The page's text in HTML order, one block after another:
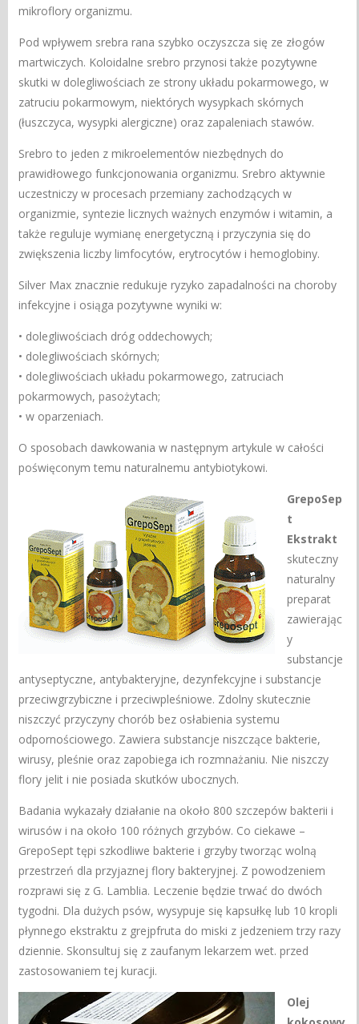
mikroflory organizmu.
Pod wpływem srebra rana szybko oczyszcza się ze złogów
martwiczych. Koloidalne srebro przynosi także pozytywne
skutki w dolegliwościach ze strony układu pokarmowego, w
zatruciu pokarmowym, niektórych wysypkach skórnych
(łuszczyca, wysypki alergiczne) oraz zapaleniach stawów.
Srebro to jeden z mikroelementów niezbędnych do
prawidłowego funkcjonowania organizmu. Srebro aktywnie
uczestniczy w procesach przemiany zachodzących w
organizmie, syntezie licznych ważnych enzymów i witamin, a
także reguluje wymianę energetyczną i przyczynia się do
zwiększenia liczby limfocytów, erytrocytów i hemoglobiny.
Silver Max znacznie redukuje ryzyko zapadalności na choroby
infekcyjne i osiąga pozytywne wyniki w:
• dolegliwościach dróg oddechowych;
• dolegliwościach skórnych;
• dolegliwościach układu pokarmowego, zatruciach
pokarmowych, pasożytach;
• w oparzeniach.
O sposobach dawkowania w następnym artykule w całości
poświęconym temu naturalnemu antybiotykowi.
GrepoSep
t
Ekstrakt
skuteczny
naturalny
preparat
zawierając
y
substancje
antyseptyczne, antybakteryjne, dezynfekcyjne i substancje
przeciwgrzybiczne i przeciwpleśniowe. Zdolny skutecznie
niszczyć przyczyny chorób bez osłabienia systemu
odpornościowego. Zawiera substancje niszczące bakterie,
wirusy, pleśnie oraz zapobiega ich rozmnażaniu. Nie niszczy
flory jelit i nie posiada skutków ubocznych.
Badania wykazały działanie na około 800 szczepów bakterii i
wirusów i na około 100 różnych grzybów. Co ciekawe –
GrepoSept tępi szkodliwe bakterie i grzyby tworząc wolną
przestrzeń dla przyjaznej flory bakteryjnej. Z powodzeniem
rozprawi się z G. Lamblia. Leczenie będzie trwać do dwóch
tygodni. Dla dużych psów, wysypuje się kapsułkę lub 10 kropli
płynnego ekstraktu z grejpfruta do miski z jedzeniem trzy razy
dziennie. Skonsultuj się z zaufanym lekarzem wet. przed
zastosowaniem tej kuracji.
Olej